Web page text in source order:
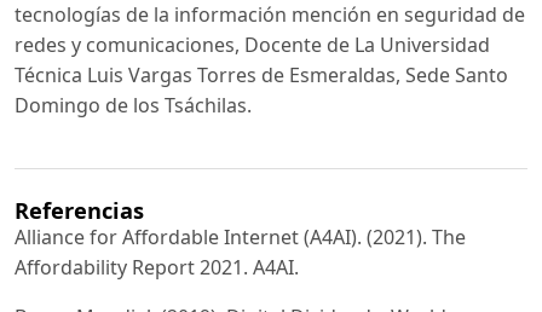
tecnologías de la información mención en seguridad de
redes y comunicaciones, Docente de La Universidad
Técnica Luis Vargas Torres de Esmeraldas, Sede Santo
Domingo de los Tsáchilas.
Referencias
Alliance for Affordable Internet (A4AI). (2021). The
Affordability Report 2021. A4AI.